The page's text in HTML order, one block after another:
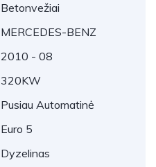
Betonvežiai
MERCEDES-BENZ
2010 - 08
320KW
Pusiau Automatinė
Euro 5
Dyzelinas